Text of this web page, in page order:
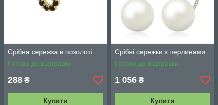
Срібна сережка в позолоті
Готово до відправки
288 ₴
Купити
Срібні сережки з перлинами.
Готово до відправки
1 056 ₴
Купити